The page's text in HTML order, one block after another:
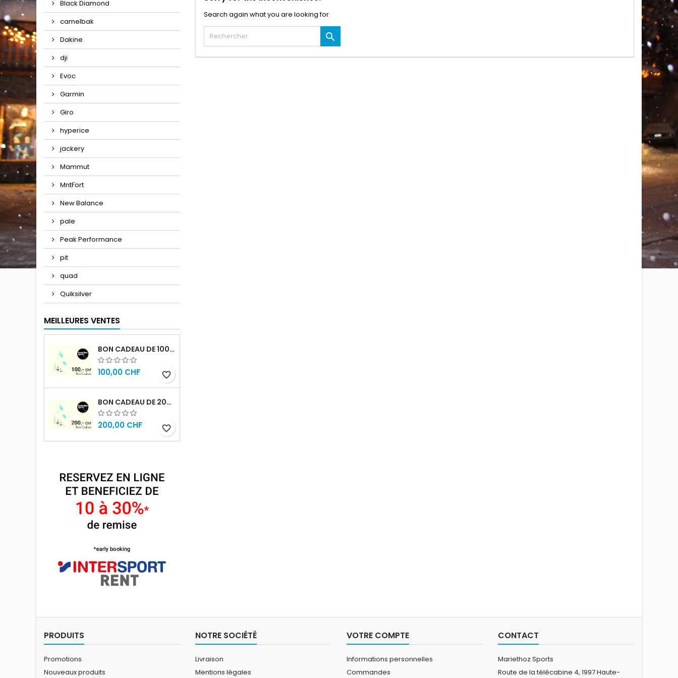
Black Diamond
camelbak
Dakine
dji
Evoc
Garmin
Giro
hyperice
jackery
Mammut
MntFort
New Balance
pale
Peak Performance
pit
quad
Quiksilver
MEILLEURES VENTES
BON CADEAU DE 100.- CHF
100,00 CHF favorite_border
BON CADEAU DE 200.- CHF
200,00 CHF favorite_border
Search again what you are looking for

PRODUITS
Promotions
Nouveaux produits
NOTRE SOCIÉTÉ
Livraison
Mentions légales
VOTRE COMPTE
Informations personnelles
Commandes
CONTACT
Mariethoz Sports
Route de la télécabine 4, 1997 Haute-